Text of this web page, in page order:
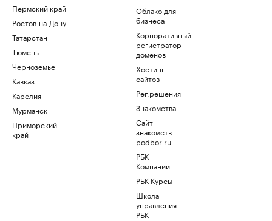
Пермский край
Ростов-на-Дону
Татарстан
Тюмень
Черноземье
Кавказ
Карелия
Мурманск
Приморский
край
Облако для
бизнеса
Корпоративный
регистратор
доменов
Хостинг
сайтов
Рег.решения
Знакомства
Сайт
знакомств
podbor.ru
РБК
Компании
РБК Курсы
Школа
управления
РБК